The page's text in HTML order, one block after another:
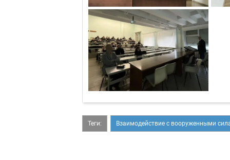
Теги: Взаимодействие с вооруженными